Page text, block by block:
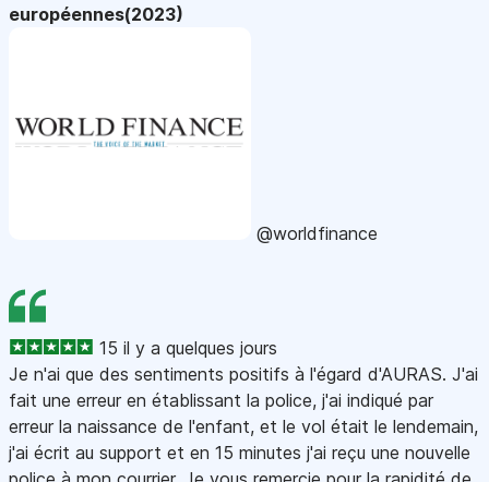
européennes(2023)
@worldfinance
15 il y a quelques jours
Je n'ai que des sentiments positifs à l'égard d'AURAS. J'ai
fait une erreur en établissant la police, j'ai indiqué par
erreur la naissance de l'enfant, et le vol était le lendemain,
j'ai écrit au support et en 15 minutes j'ai reçu une nouvelle